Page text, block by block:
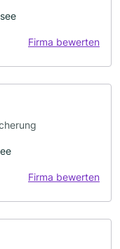
Firma bewerten
Firma bewerten